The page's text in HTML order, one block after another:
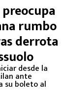
rumbo
derrota
desde la
ante
su boleto al